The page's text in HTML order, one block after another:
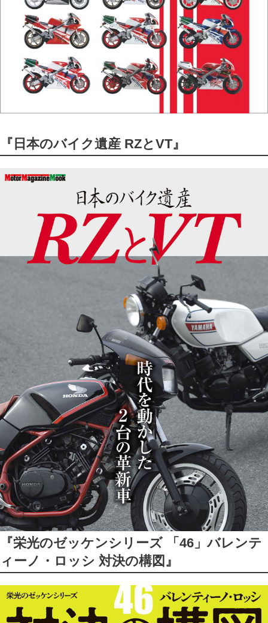
『日本のバイク遺産 RZとVT』
『栄光のゼッケンシリーズ 「46」バレンテ
ィーノ・ロッシ 対決の構図』